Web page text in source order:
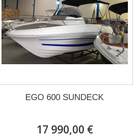
EGO 600 SUNDECK
17 990,00 €